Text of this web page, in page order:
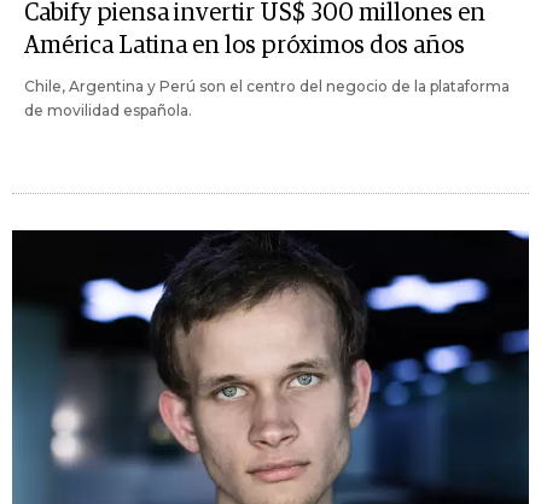
Cabify piensa invertir US$ 300 millones en
América Latina en los próximos dos años
Chile, Argentina y Perú son el centro del negocio de la plataforma
de movilidad española.